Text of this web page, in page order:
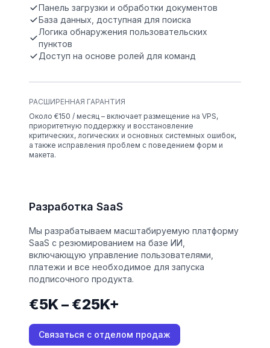
Панель загрузки и обработки документов
База данных, доступная для поиска
Логика обнаружения пользовательских
пунктов
Доступ на основе ролей для команд
РАСШИРЕННАЯ ГАРАНТИЯ
Около €150 / месяц – включает размещение на VPS,
приоритетную поддержку и восстановление
критических, логических и основных системных ошибок,
а также исправления проблем с поведением форм и
макета.
Разработка SaaS
Мы разрабатываем масштабируемую платформу
SaaS с резюмированием на базе ИИ,
включающую управление пользователями,
платежи и все необходимое для запуска
подписочного продукта.
€5K – €25K+
Связаться с отделом продаж